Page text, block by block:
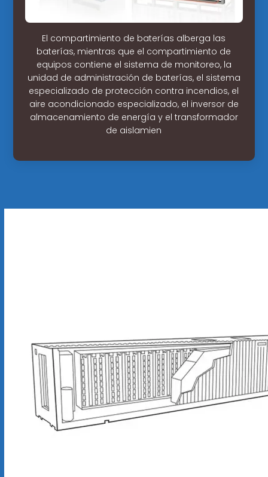
El compartimiento de baterías alberga las
baterías, mientras que el compartimiento de
equipos contiene el sistema de monitoreo, la
unidad de administración de baterías, el sistema
especializado de protección contra incendios, el
aire acondicionado especializado, el inversor de
almacenamiento de energía y el transformador
de aislamien